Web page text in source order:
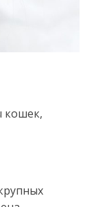
кошек,